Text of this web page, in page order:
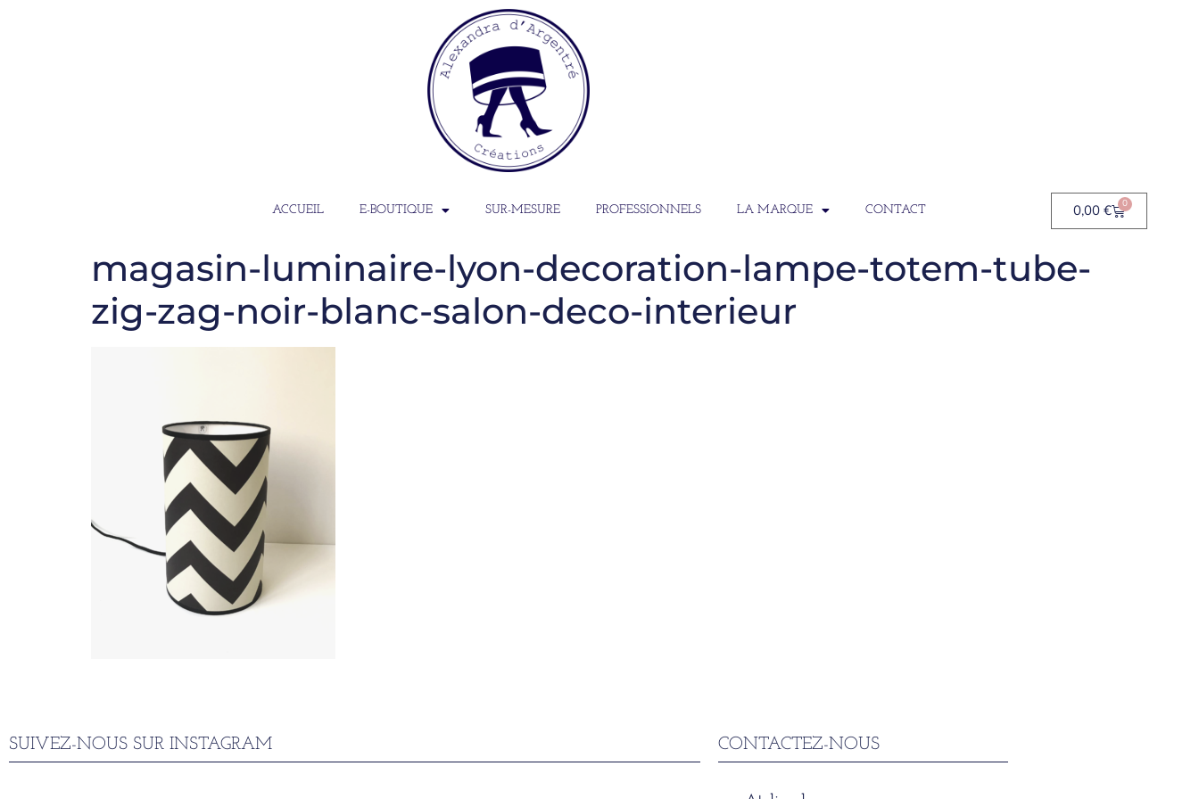
ACCUEIL E-BOUTIQUE SUR-MESURE PROFESSIONNELS LA MARQUE CONTACT 0,00 € 0
magasin-luminaire-lyon-decoration-lampe-totem-tube-
zig-zag-noir-blanc-salon-deco-interieur
SUIVEZ-NOUS SUR INSTAGRAM CONTACTEZ-NOUS